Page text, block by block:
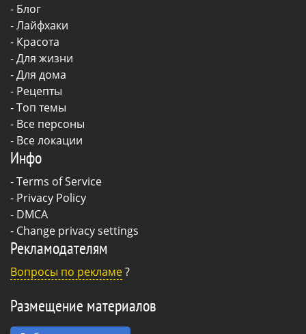
- Блог
-Лайфхаки
- Красота
-Для жизни
-Для дома
- Рецепты
- Топ темы
- Все персоны
- Все локации
Инфо
-Terms of Service
- Privacy Policy
- DMCA
- Change privacy settings
Рекламодателям
Вопросы по рекламе?
Размещение материалов